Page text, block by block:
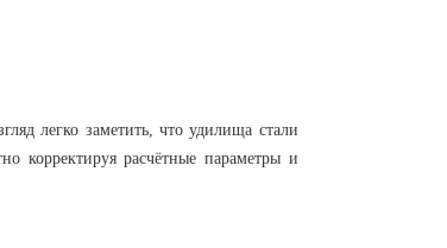
легко заметить, что удилища стали
корректируя расчётные параметры и